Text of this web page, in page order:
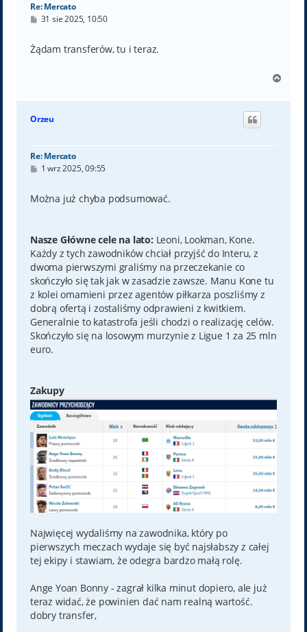
Re: Mercato
P
t
31 sie 2025, 10:50
Żądam transferów, tu i teraz.
g
Orzeu
Re: Mercato
P
t
1 wrz 2025, 09:55
Można już chyba podsumować.
Nasze Główne cele na lato: Leoni, Lookman, Kone.
Każdy z tych zawodników chciał przyjść do Interu, z
dwoma pierwszymi graliśmy na przeczekanie co
skończyło się tak jak w zasadzie zawsze. Manu Kone tu
z kolei omamieni przez agentów piłkarza poszliśmy z
dobrą ofertą i zostaliśmy odprawieni z kwitkiem.
Generalnie to katastrofa jeśli chodzi o realizację celów.
Skończyło się na losowym murzynie z Ligue 1 za 25 mln
euro.
Zakupy
Najwięcej wydaliśmy na zawodnika, który po
pierwszych meczach wydaje się być najsłabszy z całej
tej ekipy i stawiam, że odegra bardzo małą rolę.
Ange Yoan Bonny - zagrał kilka minut dopiero, ale już
teraz widać, że powinien dać nam realną wartość.
dobry transfer,